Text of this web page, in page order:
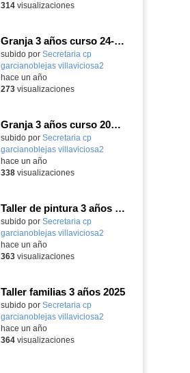
314visualizaciones
Granja 3 años curso 24-25 2° Álbum
Contenido educativo.
subido por Secretaria cp
garcianoblejas villaviciosa2
hace un año
273visualizaciones
Granja 3 años curso 2024-25
Contenido educativo.
subido por Secretaria cp
garcianoblejas villaviciosa2
hace un año
338visualizaciones
Taller de pintura 3 años Dibujos de Países
Contenido educativo.
subido por Secretaria cp
garcianoblejas villaviciosa2
hace un año
363visualizaciones
Taller familias 3 años 2025
Contenido educativo.
subido por Secretaria cp
garcianoblejas villaviciosa2
hace un año
364visualizaciones